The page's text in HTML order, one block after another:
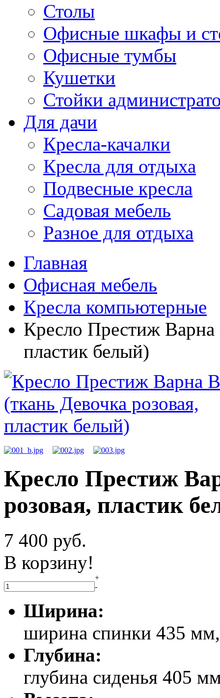
Столы
Офисные шкафы и
Офисные тумбы
Кушетки
Стойки
Для дачи
Кресла-качалки
Кресла для отдыха
Подвесные кресла
Садовая мебель
Разное для отдыха
Главная
Офисная мебель
Кресла компьютерные
Кресло Престиж Варна
пластик белый)
Кресло Престиж
розовая, пластик
7 400 руб.
В корзину!
+
-
Ширина:
ширина спинки 435
Глубина:
глубина сиденья 405